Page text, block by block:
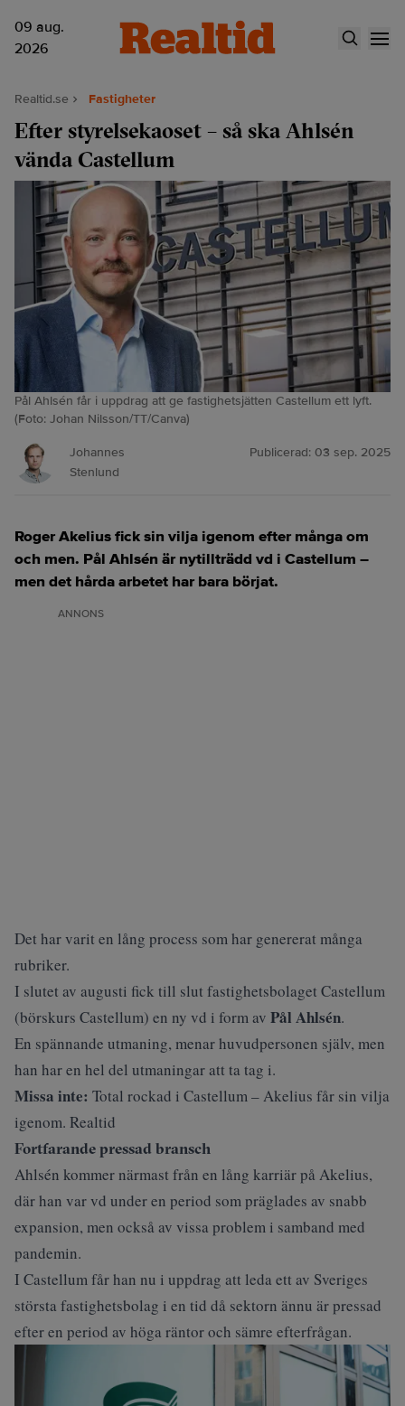
09 aug.
2026
Realtid.se Fastigheter
Efter styrelsekaoset – så ska Ahlsén
vända Castellum
Pål Ahlsén får i uppdrag att ge fastighetsjätten Castellum ett lyft.
(Foto: Johan Nilsson/TT/Canva)
Johannes
Stenlund
Publicerad: 03 sep. 2025
Roger Akelius fick sin vilja igenom efter många om
och men. Pål Ahlsén är nytillträdd vd i Castellum –
men det hårda arbetet har bara börjat.
ANNONS
Det har varit en lång process som har genererat många
rubriker.
I slutet av augusti fick till slut fastighetsbolaget Castellum
(börskurs Castellum) en ny vd i form av Pål Ahlsén.
En spännande utmaning, menar huvudpersonen själv, men
han har en hel del utmaningar att ta tag i.
Missa inte: Total rockad i Castellum – Akelius får sin vilja
igenom. Realtid
Fortfarande pressad bransch
Ahlsén kommer närmast från en lång karriär på Akelius,
där han var vd under en period som präglades av snabb
expansion, men också av vissa problem i samband med
pandemin.
I Castellum får han nu i uppdrag att leda ett av Sveriges
största fastighetsbolag i en tid då sektorn ännu är pressad
efter en period av höga räntor och sämre efterfrågan.